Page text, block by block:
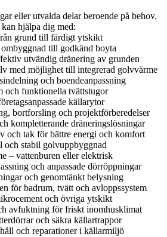
eller utvalda delar beroende på behov.
hjälpa dig med:
grund till färdigt ytskikt
till godkänd boyta
utvändig dränering av grunden
med möjlighet till integrerad golvvärme
och boendeanpassning
och funktionella tvättstugor
källarytor
bortforsling och projektförberedelser
kompletterande dräneringslösningar
och tak för bättre energi och komfort
stabil golvuppbyggnad
– vattenburen eller elektrisk
och anpassade dörröppningar
och genomtänkt belysning
för badrum, tvätt och avloppssystem
och övriga ytskikt
avfuktning för friskt inomhusklimat
och säkra källartrappor
och reparationer i källarmiljö